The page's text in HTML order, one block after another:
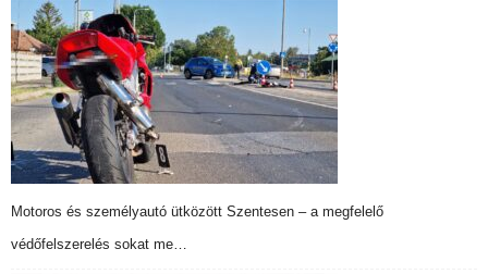
Motoros és személyautó ütközött Szentesen – a megfelelő
védőfelszerelés sokat me…